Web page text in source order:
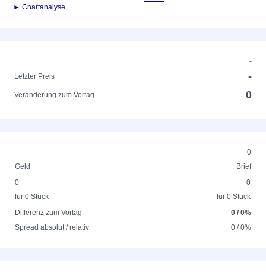
► Chartanalyse
-
Letzter Preis
-
Veränderung zum Vortag 0
0
Geld
Brief
0
für 0 Stück
0
für 0 Stück
Differenz zum Vortag
0 / 0%
Spread absolut / relativ
0 / 0%